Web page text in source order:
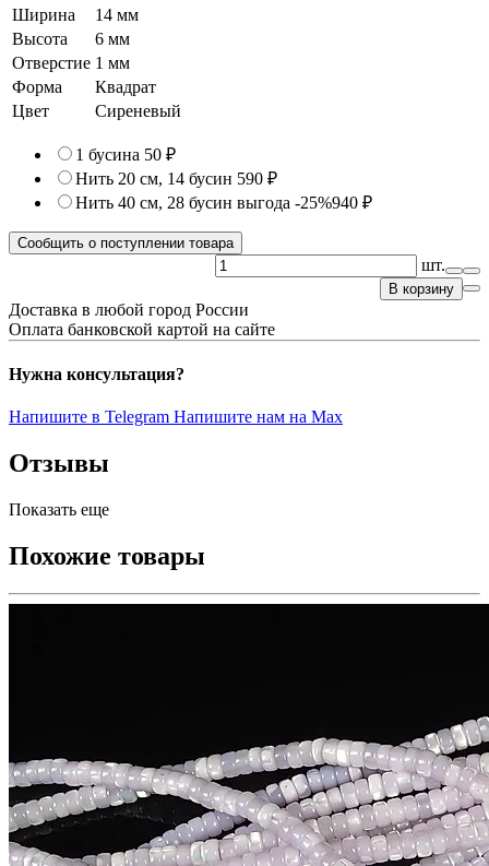
Ширина
14 мм
Высота
6 мм
Отверстие 1 мм
Форма
Квадрат
Цвет
Сиреневый
1 бусина 50 ₽
Нить 20 см, 14 бусин 590 ₽
Нить 40 см, 28 бусин выгода -25%940 ₽
Сообщить о поступлении товара
шт.
В корзину
Доставка в любой город России
Оплата банковской картой на сайте
Нужна консультация?
Напишите в Telegram Напишите нам на Max
Отзывы
Показать еще
Похожие товары